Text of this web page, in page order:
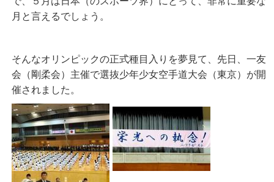
月と言えるでしょう。
そんなオリンピックの正式種目入りを夢見て、先日、一友
会（剛柔会）主催で選抜少年少女空手道大会（東京）が開
催されました。